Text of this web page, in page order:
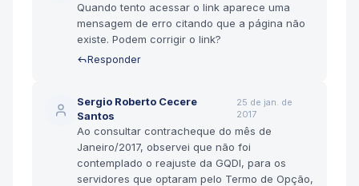
Quando tento acessar o link aparece uma
mensagem de erro citando que a página não
existe. Podem corrigir o link?
Responder
Sergio Roberto Cecere
Santos
25 de jan. de
2017
Ao consultar contracheque do mês de
Janeiro/2017, observei que não foi
contemplado o reajuste da GQDI, para os
servidores que optaram pelo Termo de Opção,